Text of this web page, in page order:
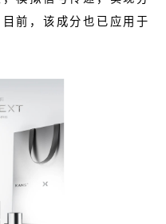
前，该成分也已应用于